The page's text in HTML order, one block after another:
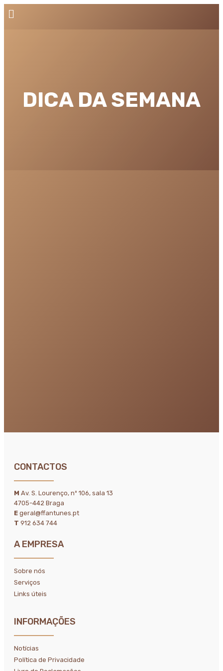
DICA DA SEMANA
CONTACTOS
M Av. S. Lourenço, nº 106, sala 13
4705-442 Braga
E geral@ffantunes.pt
T 912 634 744
A EMPRESA
Sobre nós
Serviços
Links úteis
INFORMAÇÕES
Notícias
Política de Privacidade